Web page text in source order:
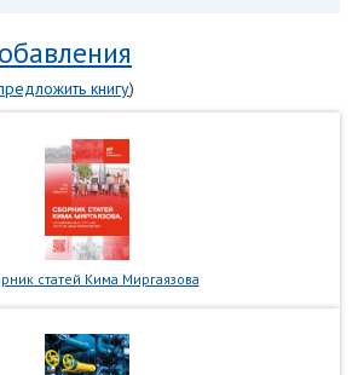
книгу)
статей Кима Миргаязова